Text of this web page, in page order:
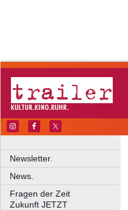
Newsletter.
News.
Fragen der Zeit
Zukunft JETZT